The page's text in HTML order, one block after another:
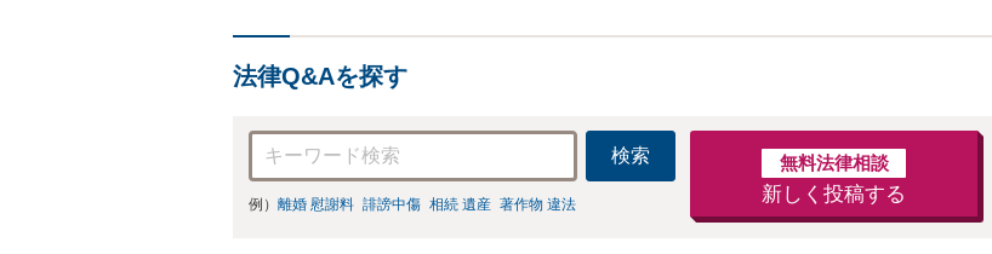
法律Q&Aを探す
検索
例） 離婚 慰謝料 誹謗中傷 相続 遺産 著作物 違法
無料法律相談
新しく投稿する